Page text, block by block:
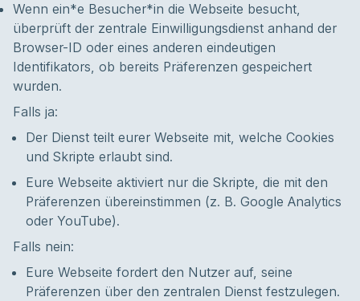
Wenn ein*e Besucher*in die Webseite besucht,
überprüft der zentrale Einwilligungsdienst anhand der
Browser-ID oder eines anderen eindeutigen
Identifikators, ob bereits Präferenzen gespeichert
wurden.
Falls ja:
Der Dienst teilt eurer Webseite mit, welche Cookies
und Skripte erlaubt sind.
Eure Webseite aktiviert nur die Skripte, die mit den
Präferenzen übereinstimmen (z. B. Google Analytics
oder YouTube).
Falls nein:
Eure Webseite fordert den Nutzer auf, seine
Präferenzen über den zentralen Dienst festzulegen.